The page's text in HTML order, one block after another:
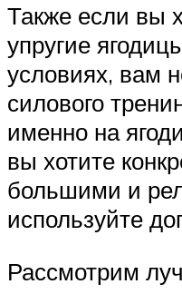
Также если вы
упругие
условиях, вам
силового
именно на
вы хотите
большими и
используйте
Рассмотрим